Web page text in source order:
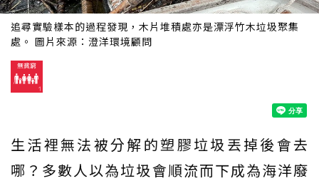
追尋實驗樣本的過程發現，木片堆積處亦是漂浮竹木垃圾聚集
處。 圖片來源：澄洋環境顧問
生活裡無法被分解的塑膠垃圾丟掉後會去
哪？多數人以為垃圾會順流而下成為海洋廢